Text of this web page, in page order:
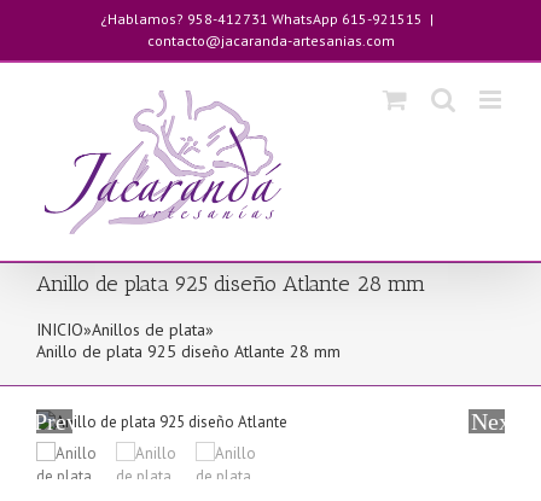
contenido
¿Hablamos? 958-412731 WhatsApp 615-921515 |
contacto@jacaranda-artesanias.com
Anillo de plata 925 diseño Atlante 28 mm
INICIO»Anillos de plata»
Anillo de plata 925 diseño Atlante 28 mm
Previous Next